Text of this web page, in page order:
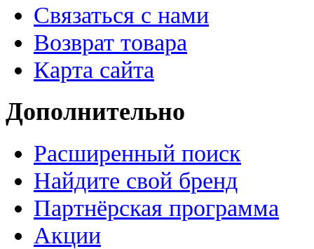
Связаться с нами
Возврат товара
Карта сайта
Дополнительно
Расширенный поиск
Найдите свой бренд
Партнёрская программа
Акции